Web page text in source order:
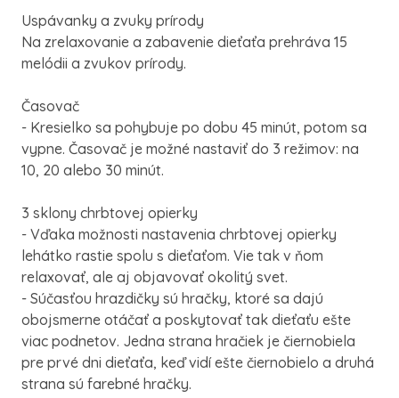
Uspávanky a zvuky prírody
Na zrelaxovanie a zabavenie dieťaťa prehráva 15
melódii a zvukov prírody.
Časovač
- Kresielko sa pohybuje po dobu 45 minút, potom sa
vypne. Časovač je možné nastaviť do 3 režimov: na
10, 20 alebo 30 minút.
3 sklony chrbtovej opierky
- Vďaka možnosti nastavenia chrbtovej opierky
lehátko rastie spolu s dieťaťom. Vie tak v ňom
relaxovať, ale aj objavovať okolitý svet.
- Súčasťou hrazdičky sú hračky, ktoré sa dajú
obojsmerne otáčať a poskytovať tak dieťaťu ešte
viac podnetov. Jedna strana hračiek je čiernobiela
pre prvé dni dieťaťa, keď vidí ešte čiernobielo a druhá
strana sú farebné hračky.